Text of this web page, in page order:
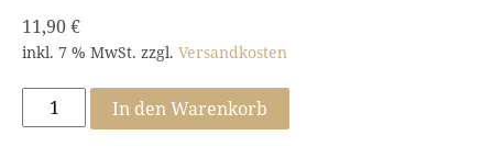
11,90€
inkl. 7 % MwSt. zzgl. Versandkosten
Hamburger-
Goldmandeln
In den Warenkorb